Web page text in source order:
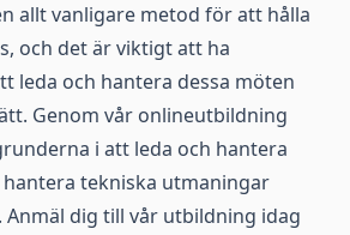
allt vanligare metod för att hålla
och det är viktigt att ha
leda och hantera dessa möten
Genom vår onlineutbildning
i att leda och hantera
tekniska utmaningar
Anmäl dig till vår utbildning idag